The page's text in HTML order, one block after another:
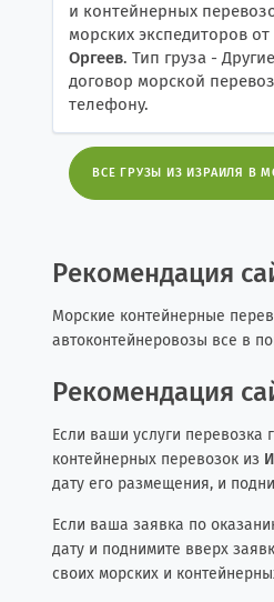
и контейнерных
морских экспедиторов
Оргеев. Тип груза -
договор морской
телефону.
ВСЕ ГРУЗЫ ИЗ ИЗРАИЛЯ В
Рекомендация
Морские контейнерные
автоконтейнеровозы все в
Рекомендация
Если ваши услуги перевозка
контейнерных перевозок из
дату его размещения, и
Если ваша заявка по
дату и поднимите вверх
своих морских и